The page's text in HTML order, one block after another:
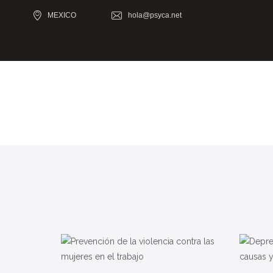
MEXICO hola@psyca.net